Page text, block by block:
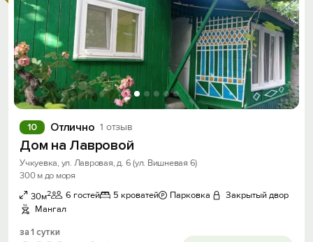
Отлично 1 отзыв
10
Дом на Лавровой
Учкуевка, ул. Лавровая, д. 6 (ул. Вишневая 6)
300 м до моря
30м2 6 гостей 5 кроватей Парковка
Закрытый двор
Мангал
за 1 сутки